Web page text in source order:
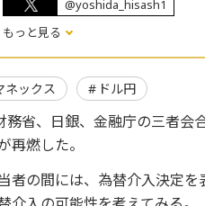
@yoshida_hisash1
もっと見る
ネックス ドル円
務省、日銀、金融庁の三者会
再燃した。
者の間には、為替介入決定